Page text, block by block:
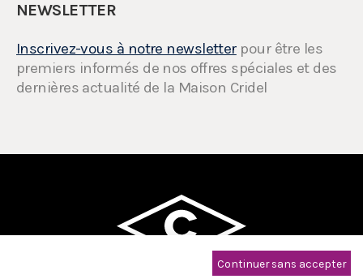
NEWSLETTER
Inscrivez-vous à notre newsletterpour être les
premiers informés de nos offres spéciales et des
dernières actualité de la Maison Cridel
Continuer sans accepter